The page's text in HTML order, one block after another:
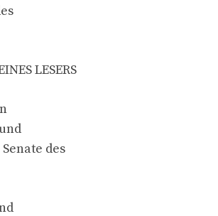
LESERS
des